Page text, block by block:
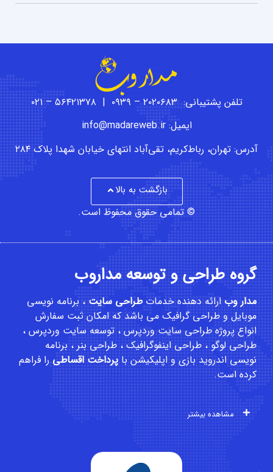
تلفن پشتیبانی: ۲۰۲۰۶۸۳ – ۰۹۳۹ | ۵۶۴۲۱۳۷۸ – ۰۲۱
ایمیل: info@madareweb.ir
آدرس: تهران، رباط‌کریم، تقی‌آباد انتهای خیابان شهدا پلاک ۲۸۴
بازگشت به بالا
© تمامی حقوق محفوظ است.
گروه طراحی و توسعه مداروب
مدار وبارائه دهنده خدماتطراحی سایت ،برنامه نویسی
موبایلوطراحی گرافیک می باشد که امکانثبت سفارش
انواع پروژه طراحی سایت وردپرس ، توسعه سایت وردپرس ،
طراحی لوگو ، طراحی اینفوگرافیک ، طراحی بنر ، برنامه
نویسی اندروید بازی و اپلیکیشن باپرداخت اقساطیرا فراهم
کرده است.
مشاهده بیشتر